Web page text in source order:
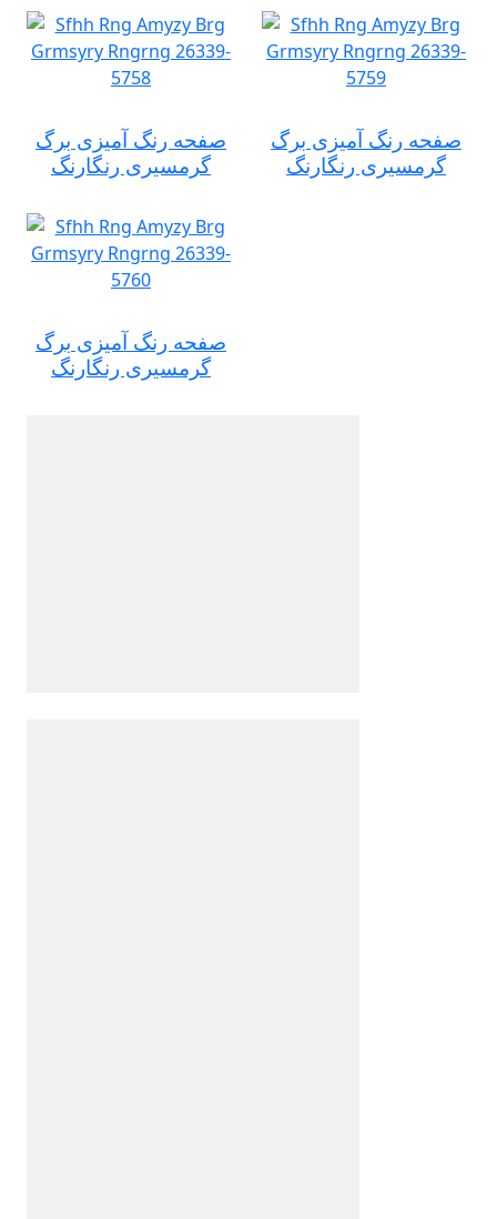
صفحه رنگ آمیزی برگ
گرمسیری رنگارنگ
صفحه رنگ آمیزی برگ
گرمسیری رنگارنگ
صفحه رنگ آمیزی برگ
گرمسیری رنگارنگ